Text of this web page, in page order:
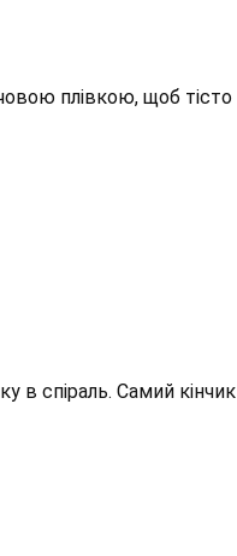
плівкою, щоб тісто
в спіраль. Самий кінчик